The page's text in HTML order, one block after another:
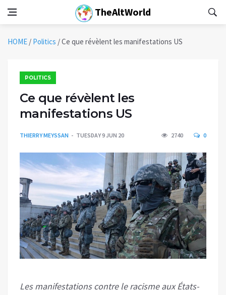
TheAltWorld
HOME / Politics /Ce que révèlent les manifestations US
POLITICS
Ce que révèlent les
manifestations US
THIERRY MEYSSAN TUESDAY 9 JUN 20 2740 0
Les manifestations contre le racisme aux États-